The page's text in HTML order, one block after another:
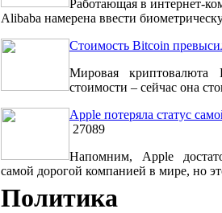
Работающая в интернет-
Alibaba намерена ввести
Стоимость Bitcoin
Мировая криптовалюта
стоимости – сейчас она
Apple потеряла статус
27089
Напомним, Apple
самой дорогой компанией в мире, но
Политика